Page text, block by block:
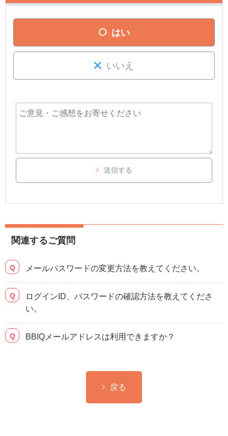
「BBIQ登録内容のお知らせ」がお手元にない場合
再発行受付フォーム
電話 :0120-91-4177（通話料無料）
受付時間 : 9時～18時（年中無休）
はい
いいえ
送信する
関連するご質問
メールパスワードの変更方法を教えてください。
ログインID、パスワードの確認方法を教えてくださ
い。
BBIQメールアドレスは利用できますか？
戻る